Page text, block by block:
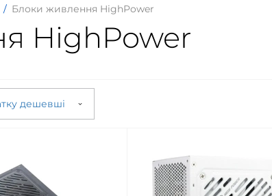
/ Блоки живлення HighPower
HighPower
дешевші